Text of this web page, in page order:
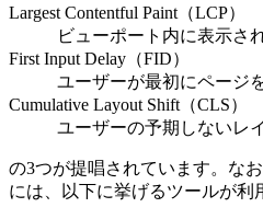
Largest Contentful Paint（LCP）
ビューポート内に表示さ
First Input Delay（FID）
ユーザーが最初にページ
Cumulative Layout Shift（CLS）
ユーザーの予期しないレ
の3つが提唱されています。な
には、以下に挙げるツールが利